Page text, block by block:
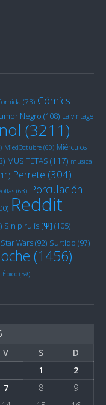
(73) Cómics
Negro (108) La vintage
(3211)
MiedOctubre (60) Miérculos
MUSITETAS (117) música
Perrete (304)
(63) Porculación
Reddit
Sin pirulís [Ψ] (105)
Star Wars(92) Surtido (97)
(1456)
Épico (59)
V S
D
1
2
7 8
9